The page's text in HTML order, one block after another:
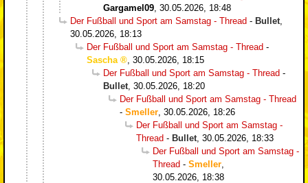
Gargamel09 30.05.2026, 18:48
Der Fußball und Sport am Samstag - Thread - Bullet
30.05.2026, 18:13
Der Fußball und Sport am Samstag - Thread -
Sascha
30.05.2026, 18:15
Der Fußball und Sport am Samstag - Thread -
Bullet 30.05.2026, 18:20
Der Fußball und Sport am Samstag - Thread
- Smeller 30.05.2026, 18:26
Der Fußball und Sport am Samstag -
Thread - Bullet 30.05.2026, 18:33
Der Fußball und Sport am Samstag -
Thread - Smeller
30.05.2026, 18:38